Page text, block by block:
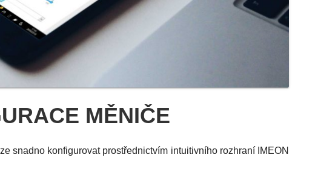
MĚNIČE
snadno konfigurovat prostřednictvím intuitivního rozhraní IMEON